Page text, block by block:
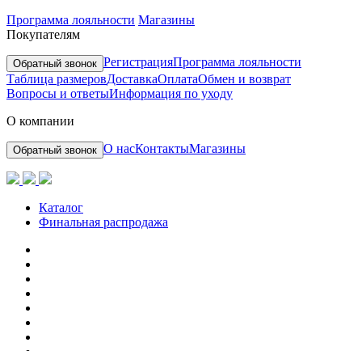
Программа лояльности Магазины
Покупателям
Обратный звонок РегистрацияПрограмма лояльности
Таблица размеровДоставкаОплатаОбмен и возврат
Вопросы и ответыИнформация по уходу
О компании
Обратный звонок О насКонтактыМагазины
Каталог
Финальная распродажа